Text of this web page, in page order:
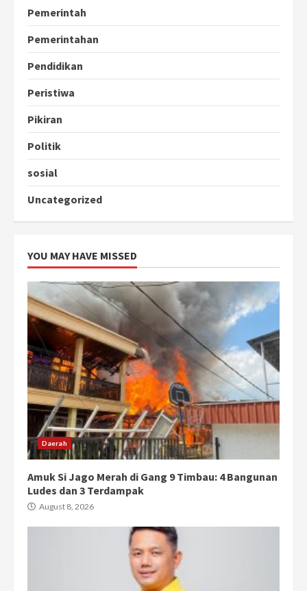
Pemerintah
Pemerintahan
Pendidikan
Peristiwa
Pikiran
Politik
sosial
Uncategorized
YOU MAY HAVE MISSED
Daerah
Amuk Si Jago Merah di Gang 9 Timbau: 4 Bangunan
Ludes dan 3 Terdampak
August 8, 2026